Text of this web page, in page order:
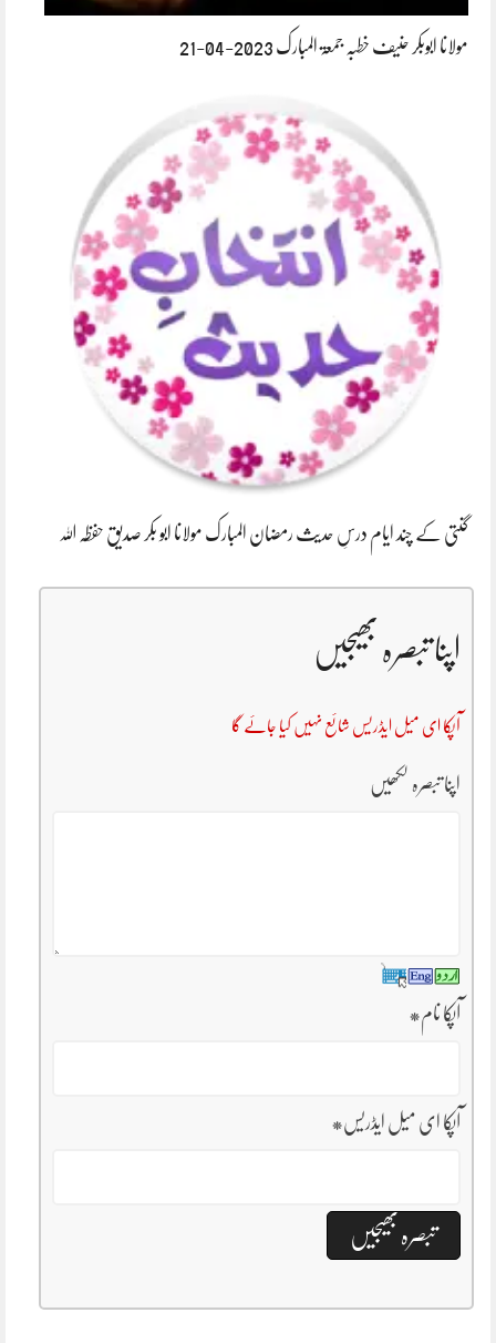
مولانا ابوبکر حنیف خطبہ جمعۃ المبارک 2023-04-21
گنتی کے چند ایام درسِ حدیث رمضان المبارک مولانا ابو بکر صدیق حفظہ اللہ
اپنا تبصرہ بھیجیں
آپکا ای میل ایڈریس شائع نہیں کیا جائے گا
اپنا تبصرہ لکھیں
آپکا نام*
آپکا ای میل ایڈریس*